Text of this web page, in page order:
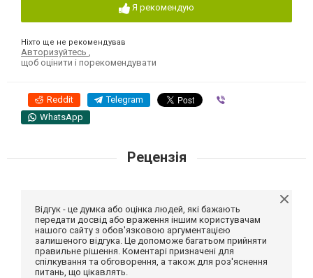
Я рекомендую
Ніхто ще не рекомендував
Авторизуйтесь
щоб оцінити і порекомендувати
Reddit Telegram
WhatsApp
Рецензія
Відгук - це думка або оцінка людей, які бажають
передати досвід або враження іншим користувачам
нашого сайту з обов'язковою аргументацією
залишеного відгука. Це допоможе багатьом прийняти
правильне рішення. Коментарі призначені для
спілкування та обговорення, а також для роз'яснення
питань, що цікавлять.